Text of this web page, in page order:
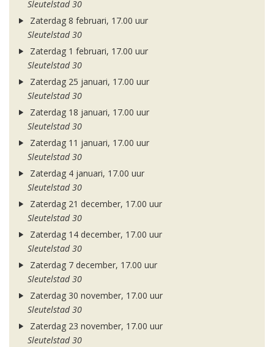
Sleutelstad 30
Zaterdag 8 februari, 17.00 uur
Sleutelstad 30
Zaterdag 1 februari, 17.00 uur
Sleutelstad 30
Zaterdag 25 januari, 17.00 uur
Sleutelstad 30
Zaterdag 18 januari, 17.00 uur
Sleutelstad 30
Zaterdag 11 januari, 17.00 uur
Sleutelstad 30
Zaterdag 4 januari, 17.00 uur
Sleutelstad 30
Zaterdag 21 december, 17.00 uur
Sleutelstad 30
Zaterdag 14 december, 17.00 uur
Sleutelstad 30
Zaterdag 7 december, 17.00 uur
Sleutelstad 30
Zaterdag 30 november, 17.00 uur
Sleutelstad 30
Zaterdag 23 november, 17.00 uur
Sleutelstad 30